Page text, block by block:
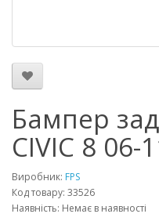
Бампер
CIVIC 8 06-
Виробник: FPS
Код товару: 33526
Наявність: Немає в наявності